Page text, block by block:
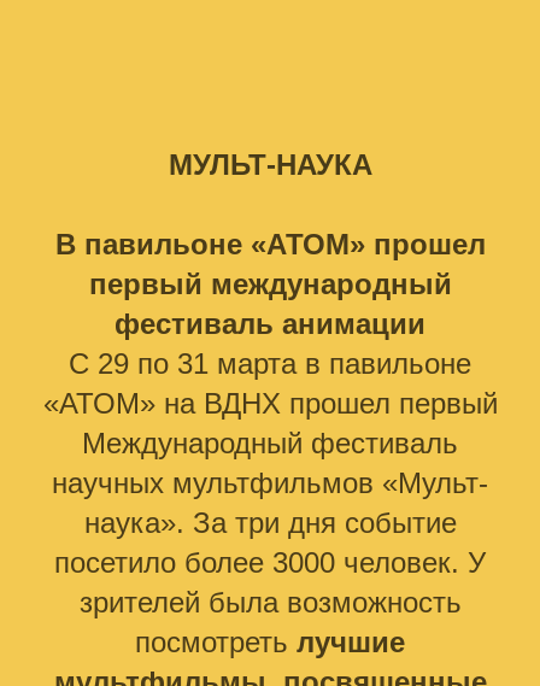
МУЛЬТ-НАУКА
В павильоне «АТОМ» прошел
первый международный
фестиваль анимации
С 29 по 31 марта в павильоне
«АТОМ» на ВДНХ прошел первый
Международный фестиваль
научных мультфильмов «Мульт-
наука». За три дня событие
посетило более 3000 человек. У
зрителей была возможность
посмотреть лучшие